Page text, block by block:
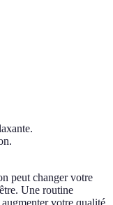
peut changer votre
Une routine
votre qualité